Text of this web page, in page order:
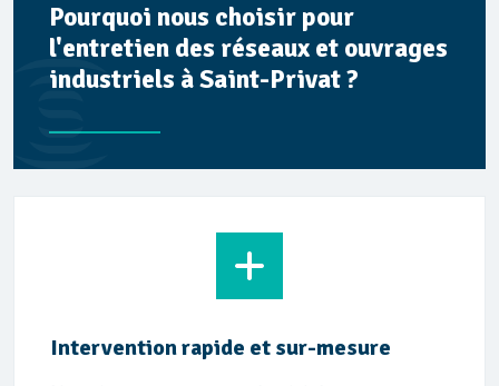
Pourquoi nous choisir pour
l'entretien des réseaux et ouvrages
industriels à Saint-Privat ?
Intervention rapide et sur-mesure